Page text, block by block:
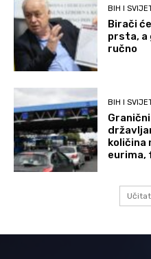
BIH I
Birači
prsta, a
ručno
BIH I
količina
eurima,